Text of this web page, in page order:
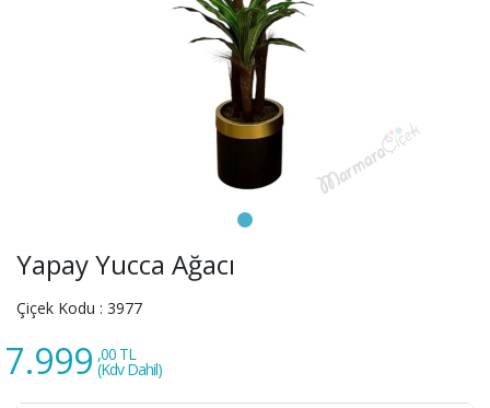
Yapay Yucca Ağacı
Çiçek Kodu : 3977
7.999 ,00 TL
(Kdv Dahil)